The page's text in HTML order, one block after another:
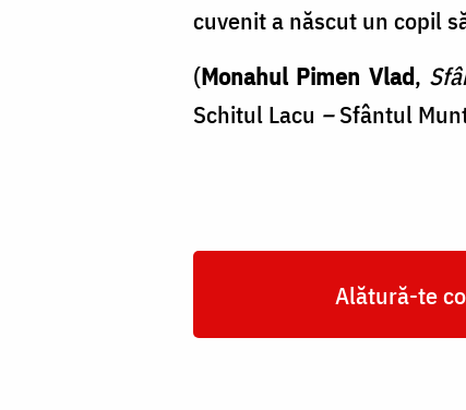
cuvenit a născut un copil
(Monahul Pimen Vlad,
Schitul Lacu –Sfântul
Alătură-te